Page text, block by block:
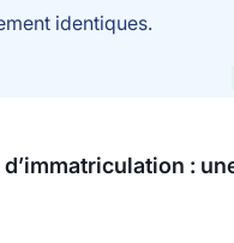
identiques.
: